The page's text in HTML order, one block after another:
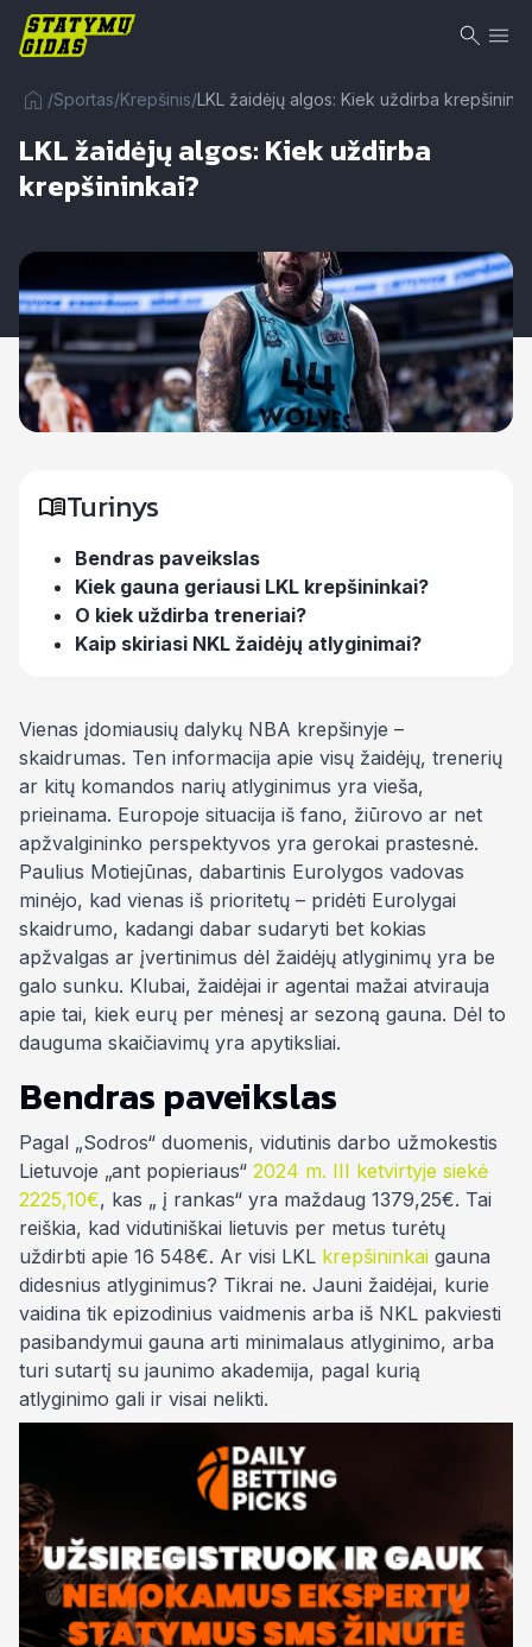
/Sportas/Krepšinis/LKL žaidėjų algos: Kiek uždirba
LKL žaidėjų algos: Kiek uždirba
krepšininkai?
Turinys
Bendras paveikslas
Kiek gauna geriausi LKL krepšininkai?
O kiek uždirba treneriai?
Kaip skiriasi NKL žaidėjų atlyginimai?
Vienas įdomiausių dalykų NBA krepšinyje –
skaidrumas. Ten informacija apie visų žaidėjų, trenerių
ar kitų komandos narių atlyginimus yra vieša,
prieinama. Europoje situacija iš fano, žiūrovo ar net
apžvalgininko perspektyvos yra gerokai prastesnė.
Paulius Motiejūnas, dabartinis Eurolygos vadovas
minėjo, kad vienas iš prioritetų – pridėti Eurolygai
skaidrumo, kadangi dabar sudaryti bet kokias
apžvalgas ar įvertinimus dėl žaidėjų atlyginimų yra be
galo sunku. Klubai, žaidėjai ir agentai mažai atvirauja
apie tai, kiek eurų per mėnesį ar sezoną gauna. Dėl to
dauguma skaičiavimų yra apytiksliai.
Bendras paveikslas
Pagal „Sodros“ duomenis, vidutinis darbo užmokestis
Lietuvoje „ant popieriaus“ 2024 m. III ketvirtyje siekė
2225,10€, kas „ į rankas“ yra maždaug 1379,25€. Tai
reiškia, kad vidutiniškai lietuvis per metus turėtų
uždirbti apie 16 548€. Ar visi LKL krepšininkai gauna
didesnius atlyginimus? Tikrai ne. Jauni žaidėjai, kurie
vaidina tik epizodinius vaidmenis arba iš NKL pakviesti
pasibandymui gauna arti minimalaus atlyginimo, arba
turi sutartį su jaunimo akademija, pagal kurią
atlyginimo gali ir visai nelikti.